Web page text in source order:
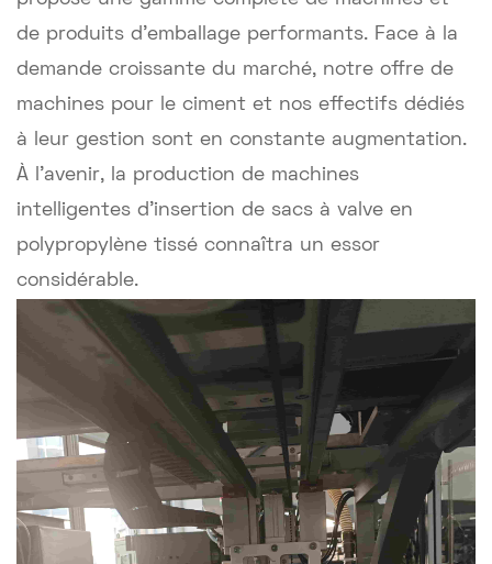
de produits d'emballage performants. Face à la
demande croissante du marché, notre offre de
machines pour le ciment et nos effectifs dédiés
à leur gestion sont en constante augmentation.
À l'avenir, la production de machines
intelligentes d'insertion de sacs à valve en
polypropylène tissé connaîtra un essor
considérable.